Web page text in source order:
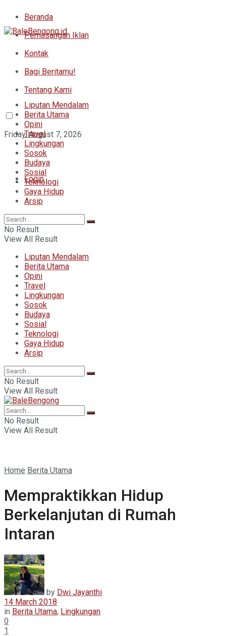
Beranda
Pemasangan Iklan
Kontak
Bagi Beritamu!
Tentang Kami
Friday, August 7, 2026
Login
Liputan Mendalam
Berita Utama
Opini
Travel
Lingkungan
Sosok
Budaya
Sosial
Teknologi
Gaya Hidup
Arsip
No Result
View All Result
Liputan Mendalam
Berita Utama
Opini
Travel
Lingkungan
Sosok
Budaya
Sosial
Teknologi
Gaya Hidup
Arsip
No Result
View All Result
No Result
View All Result
Home Berita Utama
Mempraktikkan Hidup
Berkelanjutan di Rumah
Intaran
by Dwi Jayanthi
14 March 2018
in Berita Utama, Lingkungan
0
1